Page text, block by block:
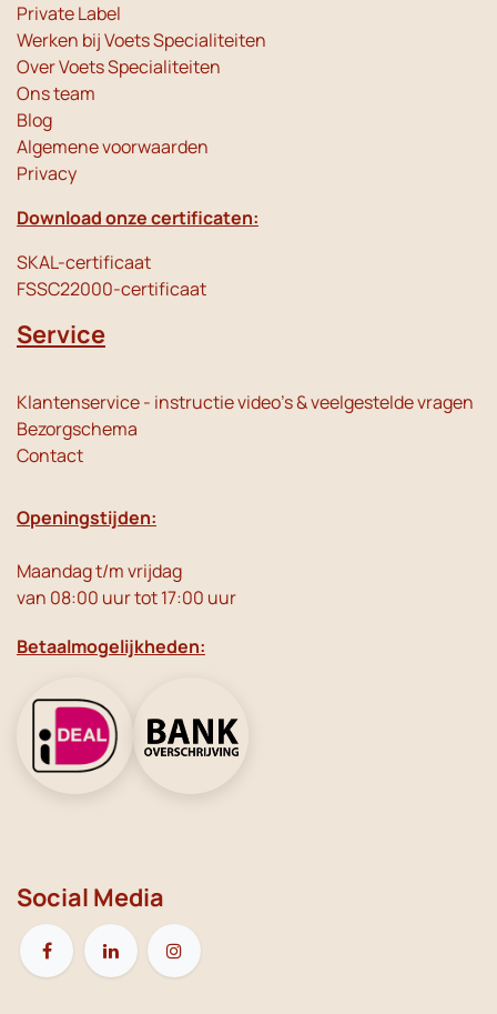
Private Label
Werken bij Voets Specialiteiten
Over Voets Specialiteiten
Ons team
Blog
Algemene voorwaarden
Privacy
Download onze certificaten:
SKAL-certificaat
FSSC22000-certificaat
Service
Klantenservice - instructie video's & veelgestelde vragen
Bezorgschema
Contact
Openingstijden:
Maandag t/m vrijdag
van 08:00 uur tot 17:00 uur
Betaalmogelijkheden:
Social Media